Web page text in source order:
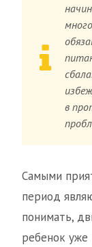
в
Самыми
период
понимать,
ребенок уже